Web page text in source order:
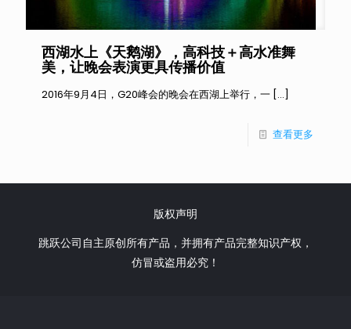
西湖水上《天鹅湖》，高科技＋高水准舞
美，让晚会表演更具传播价值
2016年9月4日，G20峰会的晚会在西湖上举行，一 […]
查看更多
版权声明
跳跃公司自主原创所有产品，并拥有产品完整知识产权，
仿冒或盗用必究！